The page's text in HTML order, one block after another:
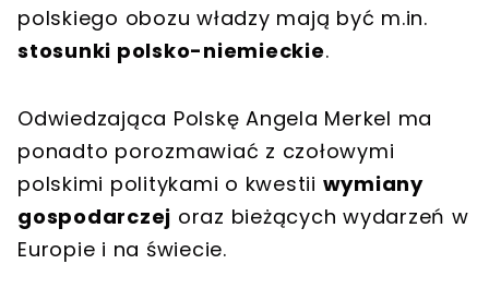
polskiego obozu władzy mają być m.in.
stosunki polsko-niemieckie.
Odwiedzająca Polskę Angela Merkel ma
ponadto porozmawiać z czołowymi
polskimi politykami o kwestii wymiany
gospodarczej oraz bieżących wydarzeń w
Europie i na świecie.